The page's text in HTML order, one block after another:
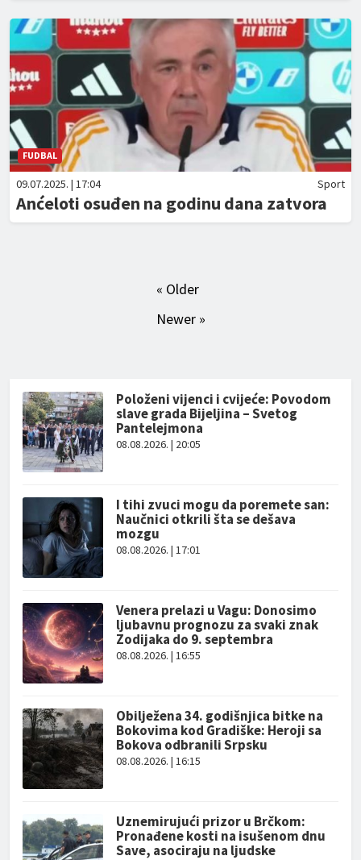
FUDBAL
09.07.2025. | 17:04 Sport
Anćeloti osuđen na godinu dana zatvora
« Older
Newer »
Položeni vijenci i cvijeće: Povodom
slave grada Bijeljina – Svetog
Pantelejmona
08.08.2026. | 20:05
I tihi zvuci mogu da poremete san:
Naučnici otkrili šta se dešava
mozgu
08.08.2026. | 17:01
Venera prelazi u Vagu: Donosimo
ljubavnu prognozu za svaki znak
Zodijaka do 9. septembra
08.08.2026. | 16:55
Obilježena 34. godišnjica bitke na
Bokovima kod Gradiške: Heroji sa
Bokova odbranili Srpsku
08.08.2026. | 16:15
Uznemirujući prizor u Brčkom:
Pronađene kosti na isušenom dnu
Save, asociraju na ljudske